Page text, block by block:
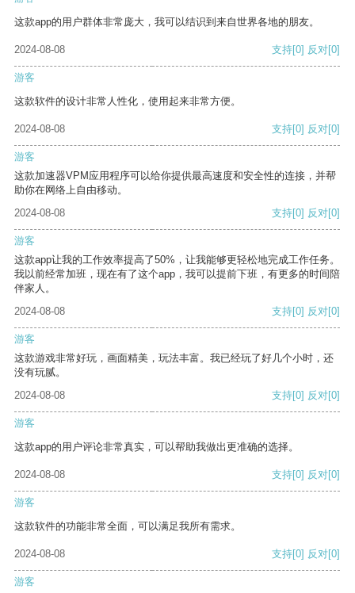
这款app的用户群体非常庞大，我可以结识到来自世界各地的朋友。
2024-08-08 支持[0] 反对[0]
游客
这款软件的设计非常人性化，使用起来非常方便。
2024-08-08 支持[0] 反对[0]
游客
这款加速器VPM应用程序可以给你提供最高速度和安全性的连接，并帮
助你在网络上自由移动。
2024-08-08
支持[0] 反对[0]
游客
这款app让我的工作效率提高了50%，让我能够更轻松地完成工作任务。
我以前经常加班，现在有了这个app，我可以提前下班，有更多的时间陪
伴家人。
2024-08-08
支持[0] 反对[0]
游客
这款游戏非常好玩，画面精美，玩法丰富。我已经玩了好几个小时，还
没有玩腻。
2024-08-08
支持[0] 反对[0]
游客
这款app的用户评论非常真实，可以帮助我做出更准确的选择。
2024-08-08 支持[0] 反对[0]
游客
这款软件的功能非常全面，可以满足我所有需求。
2024-08-08 支持[0] 反对[0]
游客